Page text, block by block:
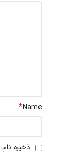
Name
*
ذخیره